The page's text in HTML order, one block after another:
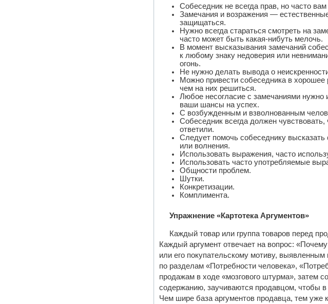
Собеседник не всегда прав, но часто
Замечания и возражения —
защищаться.
Нужно всегда стараться смотреть на
часто может быть какая-нибуть мелочь.
В момент высказывания замечаний
к любому знаку недоверия или
огонь.
Не нужно делать вывода о
Можно привести собеседника в хорошее
чем на них решиться.
Любое несогласие с замечаниями нужно
ваши шансы на успех.
С возбужденным и взволнованным
Собеседник всегда должен
ответили.
Следует помочь собеседнику высказать
или волнения.
Использовать выражения, часто
Использовать часто употребляемые
Общности проблем.
Шутки.
Конкретизации.
Комплимента.
Упражнение «Картотека Аргументов»
Каждый товар или группа товаров перед
Каждый аргумент отвечает на вопрос:
или его покупательскому мотиву,
по разделам «Потребности человека»,
продажам в ходе «мозгового штурма», затем
содержанию, заучиваются продавцом, чтобы
Чем шире база аргументов продавца, тем уже